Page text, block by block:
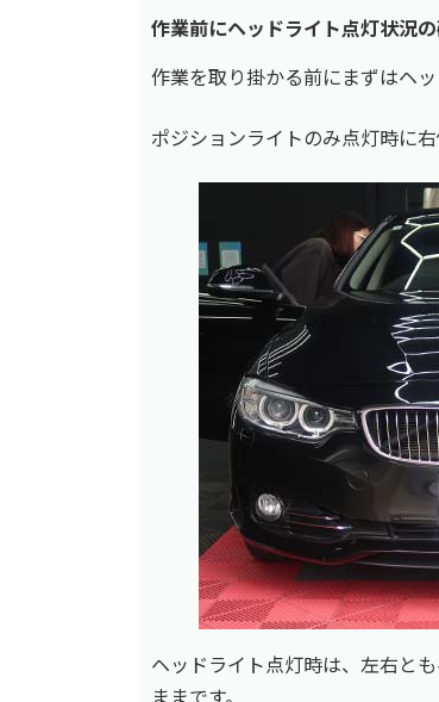
作業前にヘッドライト点灯状況
作業を取り掛かる前にまずはヘ
ポジションライトのみ点灯時に
ヘッドライト点灯時は、左右と
ままです。